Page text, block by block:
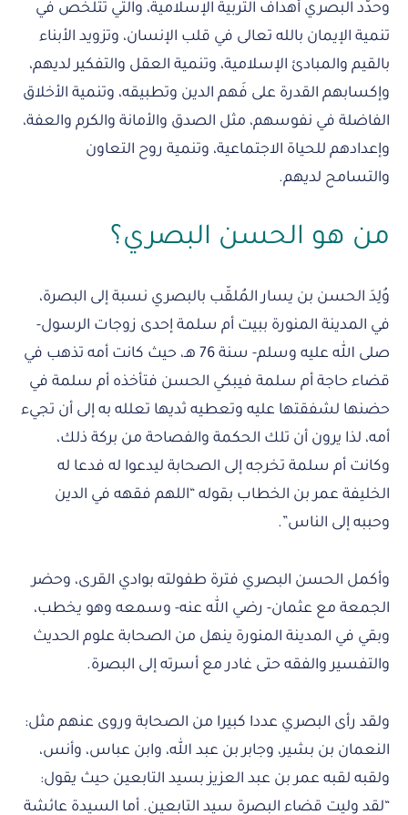
وحدّد البصري أهداف التربية الإسلامية، والتي تتلخص في
تنمية الإيمان بالله تعالى في قلب الإنسان، وتزويد الأبناء
بالقيم والمبادئ الإسلامية، وتنمية العقل والتفكير لديهم،
وإكسابهم القدرة على فَهم الدين وتطبيقه، وتنمية الأخلاق
الفاضلة في نفوسهم، مثل الصدق والأمانة والكرم والعفة،
وإعدادهم للحياة الاجتماعية، وتنمية روح التعاون
والتسامح لديهم.
من هو الحسن البصري؟
وُلِدَ الحسن بن يسار المُلقّب بالبصري نسبة إلى البصرة،
في المدينة المنورة ببيت أم سلمة إحدى زوجات الرسول-
صلى الله عليه وسلم- سنة 76 هـ، حيث كانت أمه تذهب في
قضاء حاجة أم سلمة فيبكي الحسن فتأخذه أم سلمة في
حضنها لشفقتها عليه وتعطيه ثديها تعلله به إلى أن تجيء
أمه، لذا يرون أن تلك الحكمة والفصاحة من بركة ذلك،
وكانت أم سلمة تخرجه إلى الصحابة ليدعوا له فدعا له
الخليفة عمر بن الخطاب بقوله “اللهم فقهه في الدين
وحببه إلى الناس”.
وأكمل الحسن البصري فترة طفولته بوادي القرى، وحضر
الجمعة مع عثمان- رضي الله عنه- وسمعه وهو يخطب،
وبقي في المدينة المنورة ينهل من الصحابة علوم الحديث
والتفسير والفقه حتى غادر مع أسرته إلى البصرة.
ولقد رأى البصري عددا كبيرا من الصحابة وروى عنهم مثل:
النعمان بن بشير، وجابر بن عبد الله، وابن عباس، وأنس،
ولقبه لقبه عمر بن عبد العزيز بسيد التابعين حيث يقول:
“لقد وليت قضاء البصرة سيد التابعين. أما السيدة عائشة